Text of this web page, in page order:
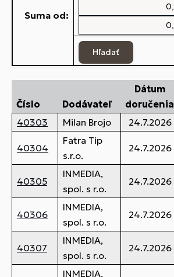
Suma od:
Hľadať
Číslo Dodávateľ
Dátum
doručenia
40303
Milan Brojo 24.7.2026
40304
Fatra Tip
s.r.o.
24.7.2026
40305
INMEDIA,
spol. s r.o.
24.7.2026
40306
INMEDIA,
spol. s r.o.
24.7.2026
40307
INMEDIA,
spol. s r.o.
24.7.2026
INMEDIA,